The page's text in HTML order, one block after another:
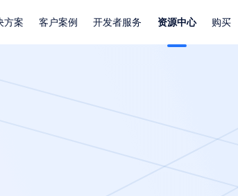
方案 客户案例 开发者服务 资源中心 购买